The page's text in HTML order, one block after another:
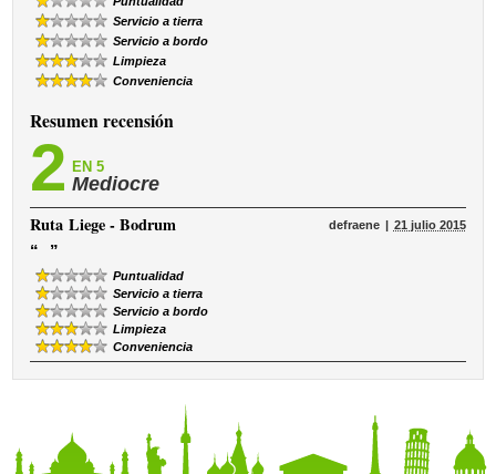
Servicio a tierra
Servicio a bordo
Limpieza
Conveniencia
Resumen recensión
2 EN 5
Mediocre
RutaLiege - Bodrum defraene 21 julio 2015
“ ”
Puntualidad
Servicio a tierra
Servicio a bordo
Limpieza
Conveniencia